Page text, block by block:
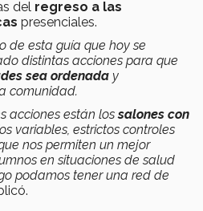
del regreso a las
presenciales.
de esta guía que hoy se
distintas acciones para que
sea ordenada y
comunidad.
acciones están lossalones con
variables, estrictos controles
nos permiten un mejor
en situaciones de salud
podamos tener una red de